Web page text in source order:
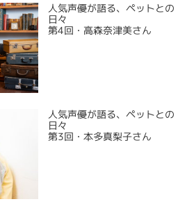
人気声優が語る、ペットとの
日々
第4回・高森奈津美さん
人気声優が語る、ペットとの
日々
第3回・本多真梨子さん